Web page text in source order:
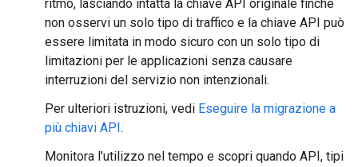
ritmo, lasciando intatta la chiave API originale finché
non osservi un solo tipo di traffico e la chiave API può
essere limitata in modo sicuro con un solo tipo di
limitazioni per le applicazioni senza causare
interruzioni del servizio non intenzionali.
Per ulteriori istruzioni, vedi Eseguire la migrazione a
più chiavi API.
Monitora l'utilizzo nel tempo e scopri quando API, tipi